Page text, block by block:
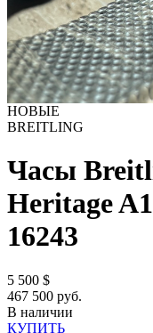
НОВЫЕ
BREITLING
Часы
Heritage
16243
5 500 $
467 500 руб.
В наличии
КУПИТЬ